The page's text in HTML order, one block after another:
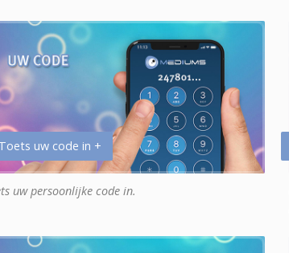
uw code in +
uw persoonlijke code in.